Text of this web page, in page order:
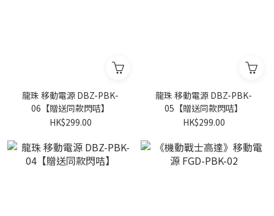
龍珠 移動電源 DBZ-PBK-
06【贈送同款閃咭】
HK$299.00
龍珠 移動電源 DBZ-PBK-
05【贈送同款閃咭】
HK$299.00